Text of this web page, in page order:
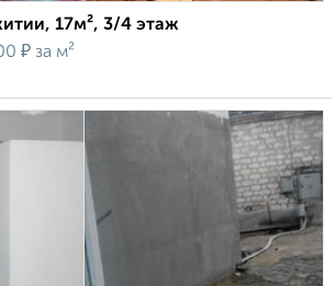
17м², 3/4 этаж
₽ за м²